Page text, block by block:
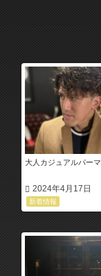
大人カジュアルパーマ
2024年4月17日
新着情報